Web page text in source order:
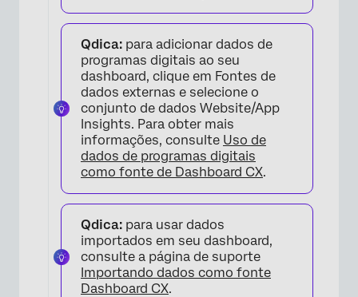
×
Qdica: para adicionar dados de
programas digitais ao seu
dashboard, clique em Fontes de
dados externas e selecione o
conjunto de dados Website/App
Insights. Para obter mais
informações, consulte Uso de
dados de programas digitais
como fonte de Dashboard CX.
Qdica: para usar dados
importados em seu dashboard,
consulte a página de suporte
Importando dados como fonte
Dashboard CX.